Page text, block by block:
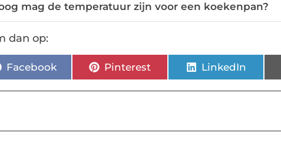
mag de temperatuur zijn voor een koekenpan?
dan op:
Facebook Pinterest LinkedIn